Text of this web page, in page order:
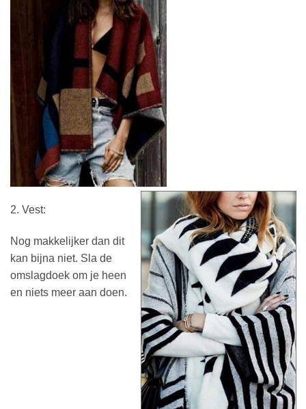
2. Vest:
Nog makkelijker dan dit
kan bijna niet. Sla de
omslagdoek om je heen
en niets meer aan doen.